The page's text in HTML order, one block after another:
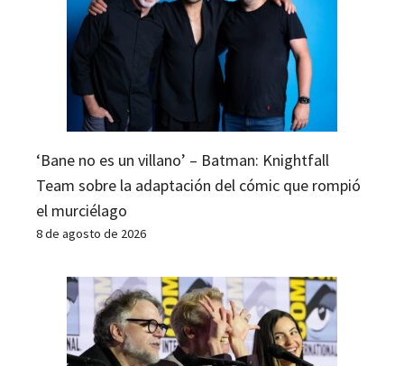
‘Bane no es un villano’ – Batman: Knightfall
Team sobre la adaptación del cómic que rompió
el murciélago
8 de agosto de 2026